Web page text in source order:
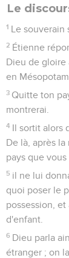
Le
1 Le souverain
2 Étienne
Dieu de gloire
en
3 Quitte ton
montrerai.
4 Il sortit alors
De là, après
pays que
5 il ne lui
quoi poser le
possession,
d'enfant.
6 Dieu parla
étranger ; on